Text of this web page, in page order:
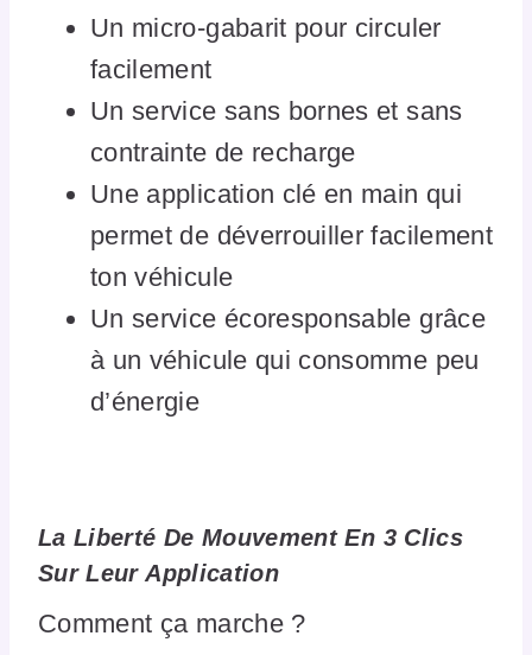
Un micro-gabarit pour circuler
facilement
Un service sans bornes et sans
contrainte de recharge
Une application clé en main qui
permet de déverrouiller facilement
ton véhicule
Un service écoresponsable grâce
à un véhicule qui consomme peu
d’énergie
La Liberté De Mouvement En 3 Clics
Sur Leur Application
Comment ça marche ?